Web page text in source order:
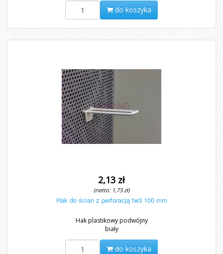
do koszyka
2,13 zł
(netto: 1,73 zł)
Hak do ścian z perforacją tw3 100 mm
Hak plastikowy podwójny
biały
do koszyka